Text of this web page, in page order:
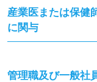
産業医または保健
に関与
管理職及び一般社